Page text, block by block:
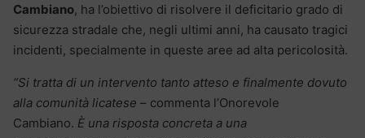
Cambiano, ha l’obiettivo di risolvere il deficitario grado di
sicurezza stradale che, negli ultimi anni, ha causato tragici
incidenti, specialmente in queste aree ad alta pericolosità.
“Si tratta di un intervento tanto atteso e finalmente dovuto
alla comunità licatese – commenta l’Onorevole
Cambiano. È una risposta concreta a una